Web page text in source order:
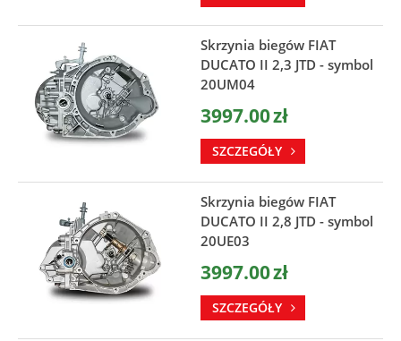
Skrzynia biegów FIAT
DUCATO II 2,3 JTD - symbol
20UM04
3997.00zł
SZCZEGÓŁY
Skrzynia biegów FIAT
DUCATO II 2,8 JTD - symbol
20UE03
3997.00zł
SZCZEGÓŁY